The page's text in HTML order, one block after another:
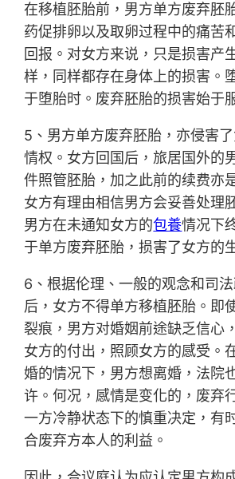
在移植胚胎前，男方单方废弃胚
药促排卵以及取卵过程中的痛苦
回报。对女方来说，只是损害产
样，同样都存在身体上的损害。
于堕胎时。废弃胚胎的损害始于
5、男方单方废弃胚胎，亦侵害
情权。女方回国后，旅居国外的
件照管胚胎，加之此前的续费亦
女方有理由相信男方会妥善处理
男方在未通知女方的包養情况下
于单方废弃胚胎，损害了女方的
6、根据伦理、一般的观念和司
后，女方不得单方移植胚胎。即
裂痕，男方对婚姻前途缺乏信心
女方的付出，照顾女方的感受。
婚的情况下，男方想离婚，法院
许。何况，感情是变化的，废弃
一方冷静状态下的慎重决定，有
合废弃方本人的利益。